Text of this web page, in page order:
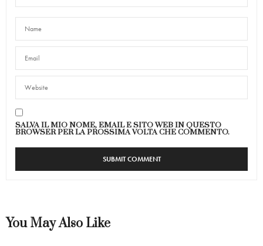
SALVA IL MIO NOME, EMAIL E SITO WEB IN QUESTO
BROWSER PER LA PROSSIMA VOLTA CHE COMMENTO.
You May Also Like